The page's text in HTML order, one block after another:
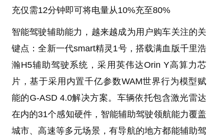
充仅需12分钟即可将电量从10%充至80%
智能驾驶辅助能力，越来越成为用户购车关注的关
键点：全新一代smart精灵1号，搭载满血版千里浩
瀚H5辅助驾驶系统，采用英伟达Orin Y高算力芯
片，基于采用内置千亿参数WAM世界行为模型赋
能的G-ASD 4.0解决方案。车辆依托包含激光雷达
在内的31个感知硬件，智能辅助驾驶领航能力覆盖
城市、高速等多元场景，有导航的地方都能辅助驾